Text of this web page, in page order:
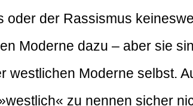
oder der Rassismus
Moderne dazu – aber sie
westlichen Moderne selbst.
zu nennen sicher